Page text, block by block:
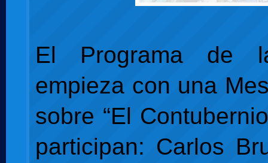
El Programa de
empieza con una
sobre “El
participan: Carlos